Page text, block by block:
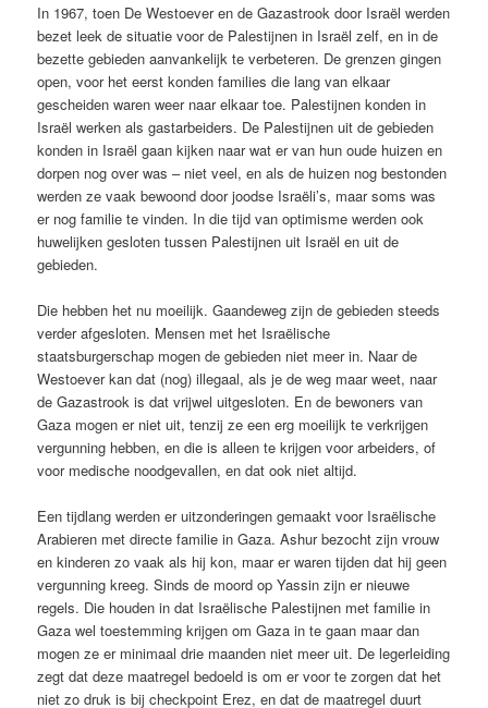
In 1967, toen De Westoever en de Gazastrook door Israël werden
bezet leek de situatie voor de Palestijnen in Israël zelf, en in de
bezette gebieden aanvankelijk te verbeteren. De grenzen gingen
open, voor het eerst konden families die lang van elkaar
gescheiden waren weer naar elkaar toe. Palestijnen konden in
Israël werken als gastarbeiders. De Palestijnen uit de gebieden
konden in Israël gaan kijken naar wat er van hun oude huizen en
dorpen nog over was – niet veel, en als de huizen nog bestonden
werden ze vaak bewoond door joodse Israëli’s, maar soms was
er nog familie te vinden. In die tijd van optimisme werden ook
huwelijken gesloten tussen Palestijnen uit Israël en uit de
gebieden.
Die hebben het nu moeilijk. Gaandeweg zijn de gebieden steeds
verder afgesloten. Mensen met het Israëlische
staatsburgerschap mogen de gebieden niet meer in. Naar de
Westoever kan dat (nog) illegaal, als je de weg maar weet, naar
de Gazastrook is dat vrijwel uitgesloten. En de bewoners van
Gaza mogen er niet uit, tenzij ze een erg moeilijk te verkrijgen
vergunning hebben, en die is alleen te krijgen voor arbeiders, of
voor medische noodgevallen, en dat ook niet altijd.
Een tijdlang werden er uitzonderingen gemaakt voor Israëlische
Arabieren met directe familie in Gaza. Ashur bezocht zijn vrouw
en kinderen zo vaak als hij kon, maar er waren tijden dat hij geen
vergunning kreeg. Sinds de moord op Yassin zijn er nieuwe
regels. Die houden in dat Israëlische Palestijnen met familie in
Gaza wel toestemming krijgen om Gaza in te gaan maar dan
mogen ze er minimaal drie maanden niet meer uit. De legerleiding
zegt dat deze maatregel bedoeld is om er voor te zorgen dat het
niet zo druk is bij checkpoint Erez, en dat de maatregel duurt